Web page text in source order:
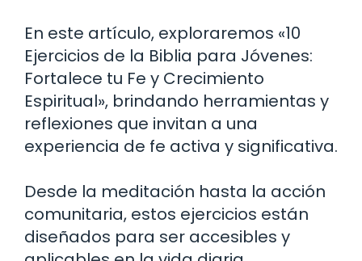
En este artículo, exploraremos «10
Ejercicios de la Biblia para Jóvenes:
Fortalece tu Fe y Crecimiento
Espiritual», brindando herramientas y
reflexiones que invitan a una
experiencia de fe activa y significativa.
Desde la meditación hasta la acción
comunitaria, estos ejercicios están
diseñados para ser accesibles y